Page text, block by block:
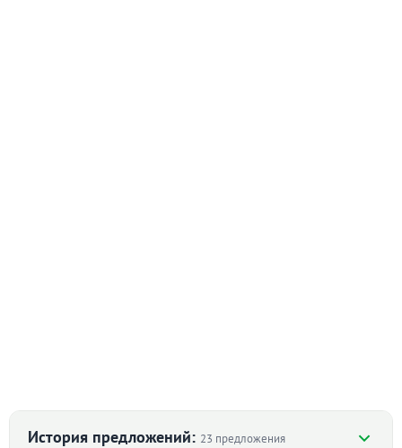
История предложений: 23 предложения